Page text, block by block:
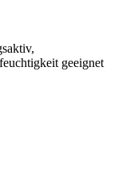
geeignet